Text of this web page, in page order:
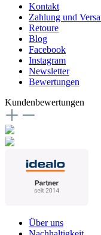
Kontakt
Zahlung und
Retoure
Blog
Facebook
Instagram
Newsletter
Bewertungen
Kundenbewertungen
Über uns